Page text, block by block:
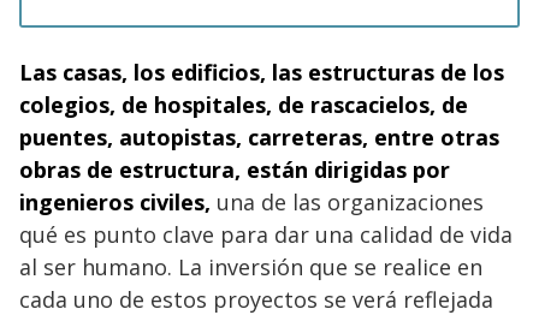
Las casas, los edificios, las estructuras de los
colegios, de hospitales, de rascacielos, de
puentes, autopistas, carreteras, entre otras
obras de estructura, están dirigidas por
ingenieros civiles, una de las organizaciones
qué es punto clave para dar una calidad de vida
al ser humano. La inversión que se realice en
cada uno de estos proyectos se verá reflejada